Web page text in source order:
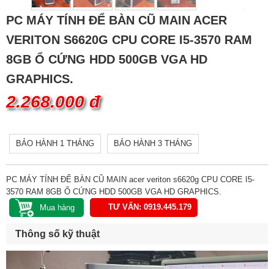
PC MÁY TÍNH ĐỂ BÀN CŨ MAIN ACER
VERITON S6620G CPU CORE I5-3570 RAM
8GB Ổ CỨNG HDD 500GB VGA HD
GRAPHICS.
2.268.000 đ
BẢO HÀNH 1 THÁNG BẢO HÀNH 3 THÁNG
PC MÁY TÍNH ĐỂ BÀN CŨ MAIN acer veriton s6620g CPU CORE I5-
3570 RAM 8GB Ổ CỨNG HDD 500GB VGA HD GRAPHICS.
TƯ VẤN: 0919.445.179
Thông số kỹ thuật